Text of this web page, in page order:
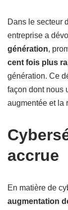
Dans le secteur
entreprise a
génération,
cent fois plus
génération. Ce
façon dont nous
augmentée et la
accrue
En matière de
augmentation